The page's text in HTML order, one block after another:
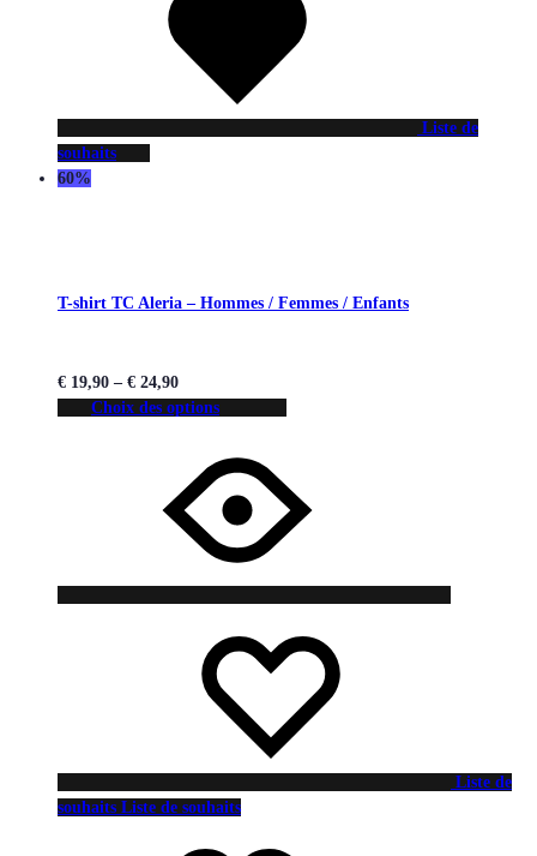
Liste de
souhaits
60%
T-shirt TC Aleria – Hommes / Femmes / Enfants
€ 19,90 – € 24,90
Choix des options
Liste de
souhaits Liste de souhaits